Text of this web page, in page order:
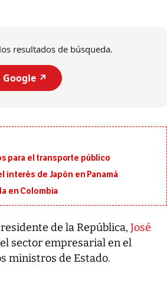
resultados de búsqueda.
Google ↗️
para el transporte público
interés de Japón en Panamá
en Colombia
de la República, José
sector empresarial en el
ministros de Estado.